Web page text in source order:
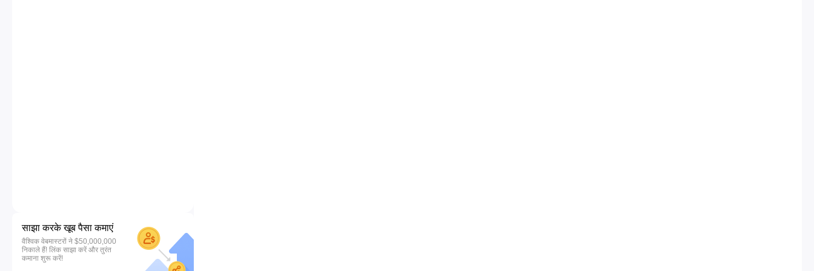
साझा करके खूब पैसा कमाएं
वैश्विक वेबमास्टरों ने $50,000,000
निकाले हैं! लिंक साझा करें और तुरंत
कमाना शुरू करें!